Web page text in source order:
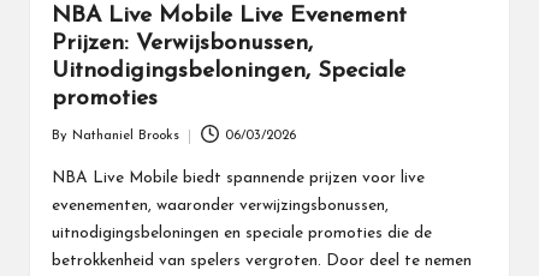
NBA Live Mobile Live Evenement
Prijzen: Verwijsbonussen,
Uitnodigingsbeloningen, Speciale
promoties
by
By Nathaniel Brooks 06/03/2026
NBA Live Mobile biedt spannende prijzen voor live
evenementen, waaronder verwijzingsbonussen,
uitnodigingsbeloningen en speciale promoties die de
betrokkenheid van spelers vergroten. Door deel te nemen